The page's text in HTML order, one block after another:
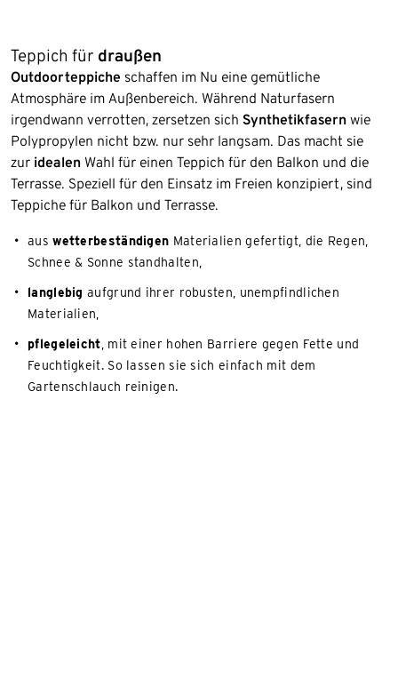
Teppich für draußen
Outdoorteppiche schaffen im Nu eine gemütliche
Atmosphäre im Außenbereich. Während Naturfasern
irgendwann verrotten, zersetzen sich Synthetikfasern wie
Polypropylen nicht bzw. nur sehr langsam. Das macht sie
zur idealen Wahl für einen Teppich für den Balkon und die
Terrasse. Speziell für den Einsatz im Freien konzipiert, sind
Teppiche für Balkon und Terrasse.
auswetterbeständigen Materialien gefertigt, die Regen,
Schnee & Sonne standhalten,
langlebig aufgrund ihrer robusten, unempfindlichen
Materialien,
pflegeleicht , mit einer hohen Barriere gegen Fette und
Feuchtigkeit. So lassen sie sich einfach mit dem
Gartenschlauch reinigen.